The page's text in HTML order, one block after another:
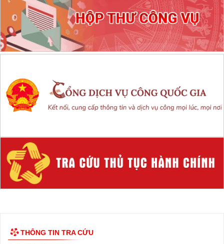
THÔNG TIN TRA CỨU